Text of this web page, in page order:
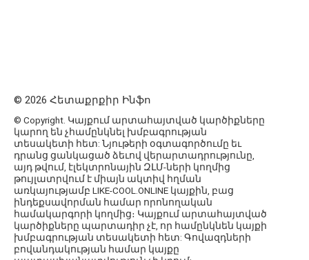
© 2026 Հետաքրքիր Ինֆո
© Copyright. Կայքում արտահայտված կարծիքները
կարող են չհամընկնել խմբագրության
տեսակետի հետ: Նյութերի օգտագործումը եւ
դրանց ցանկացած ձեւով վերարտադրությունը,
այդ թվում, էլեկտրոնային ԶԼՄ-ների կողմից
թույլատրվում է միայն ակտիվ հղման
առկայությամբ LIKE-COOL.ONLINE կայքին, բաց
ինդեքսավորման համար որոնողական
համակարգորի կողմից։ Կայքում արտահայտված
կարծիքները պարտադիր չէ, որ համընկնեն կայքի
խմբագրության տեսակետի հետ: Գովազդների
բովանդակության համար կայքը